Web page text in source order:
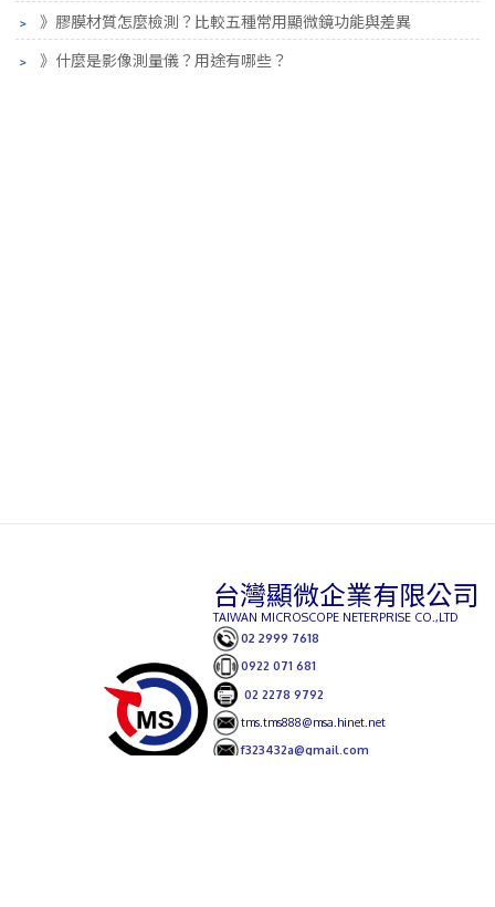
﹥ 》膠膜材質怎麼檢測？比較五種常用顯微鏡功能與差異
﹥ 》什麼是影像測量儀？用途有哪些？
台灣顯微企業有限公司
TAIWAN MICROSCOPE NETERPRISE CO.,LTD
02 2999 7618
0922 071 681
02 2278 9792
tms.tms888@msa.hinet.net
f323432a@gmail.com